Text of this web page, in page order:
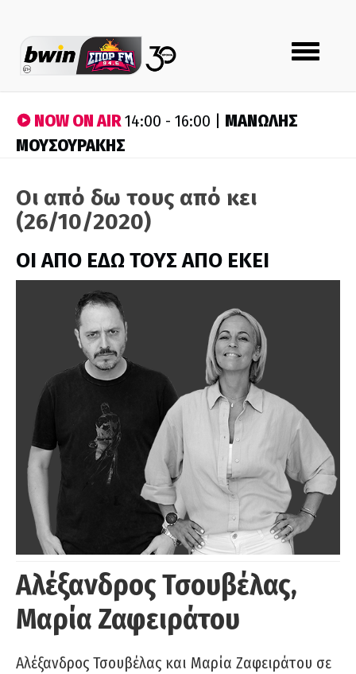
Toggle
navigation
NOW ON AIR14:00 - 16:00 | ΜΑΝΩΛΗΣ
ΜΟΥΣΟΥΡΑΚΗΣ
Οι από δω τους από κει
(26/10/2020)
ΟΙ ΑΠΟ ΕΔΩ ΤΟΥΣ ΑΠΟ ΕΚΕΙ
Αλέξανδρος Τσουβέλας,
Μαρία Ζαφειράτου
Αλέξανδρος Τσουβέλας και Μαρία Ζαφειράτου σε